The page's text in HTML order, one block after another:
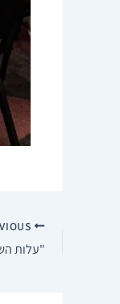
"עלות